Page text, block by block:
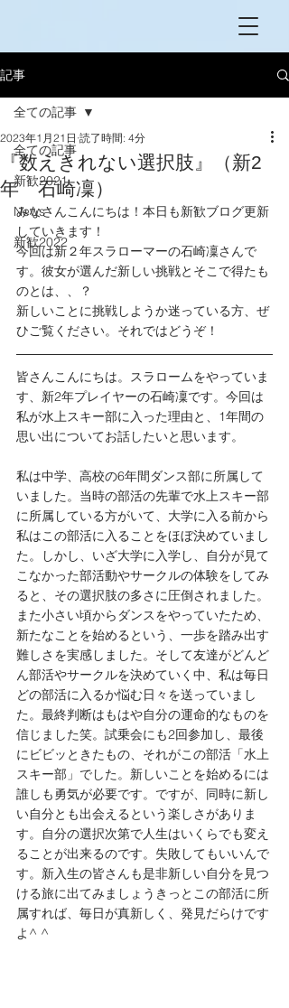
記事
全ての記事
新歓2021
News
新歓2022
全ての記事
『数えきれない選択肢』（新2
年 石崎凜）
2023年1月21日 読了時間: 4分
みなさんこんにちは！本日も新歓ブログ更新
していきます！
今回は新２年スラローマーの石崎凜さんで
す。彼女が選んだ新しい挑戦とそこで得たも
のとは、、？
新しいことに挑戦しようか迷っている方、ぜ
ひご覧ください。それではどうぞ！
皆さんこんにちは。スラロームをやっていま
す、新2年プレイヤーの石崎凜です。今回は
私が水上スキー部に入った理由と、1年間の
思い出についてお話したいと思います。
私は中学、高校の6年間ダンス部に所属して
いました。当時の部活の先輩で水上スキー部
に所属している方がいて、大学に入る前から
私はこの部活に入ることをほぼ決めていまし
た。しかし、いざ大学に入学し、自分が見て
こなかった部活動やサークルの体験をしてみ
ると、その選択肢の多さに圧倒されました。
また小さい頃からダンスをやっていたため、
新たなことを始めるという、一歩を踏み出す
難しさを実感しました。そして友達がどんど
ん部活やサークルを決めていく中、私は毎日
どの部活に入るか悩む日々を送っていまし
た。最終判断はもはや自分の運命的なものを
信じました笑。試乗会にも2回参加し、最後
にビビッときたもの、それがこの部活「水上
スキー部」でした。新しいことを始めるには
誰しも勇気が必要です。ですが、同時に新し
い自分とも出会えるという楽しさがありま
す。自分の選択次第で人生はいくらでも変え
ることが出来るのです。失敗してもいいんで
す。新入生の皆さんも是非新しい自分を見つ
ける旅に出てみましょうきっとこの部活に所
属すれば、毎日が真新しく、発見だらけです
よ^ ^